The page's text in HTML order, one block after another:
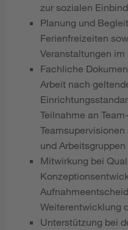
zur sozialen
Planung und
Ferienfreizeiten
Veranstaltungen im
Fachliche
Arbeit nach
Teilnahme an
und Arbeitsgruppen
Mitwirkung bei
Weiterentwicklung
Unterstützung bei